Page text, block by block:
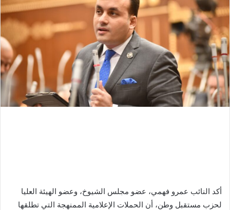
أكد النائب عمرو فهمي، عضو مجلس الشيوخ، وعضو الهيئة العليا
لحزب مستقبل وطن، أن الحملات الإعلامية الممنهجة التي تطلقها